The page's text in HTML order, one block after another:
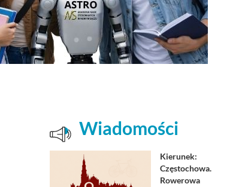
Wiadomości
Kierunek:
Częstochowa.
Rowerowa